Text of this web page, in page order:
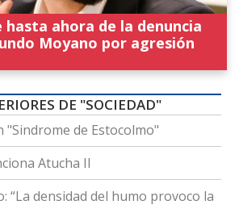
hasta ahora de la denuncia
Moyano por agresión
DE "SOCIEDAD"
"Sindrome de Estocolmo"
Atucha II
“La densidad del humo provoco la